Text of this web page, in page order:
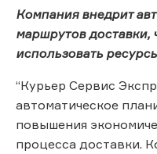
Компания внедрит
маршрутов доставки,
использовать
“Курьер Сервис
автоматическое
повышения
процесса доставки.